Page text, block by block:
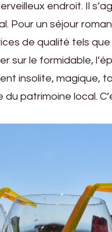
endroit. Il
Pour un séjour
de qualité tels
sur le formidable,
insolite, magique,
patrimoine local.